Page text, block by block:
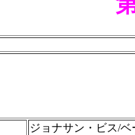
ジョナサン・ビス/